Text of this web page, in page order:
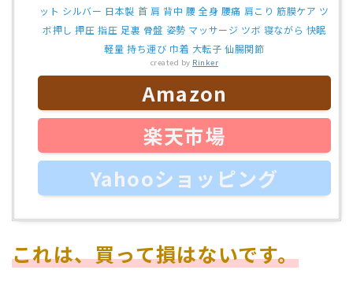
ット シルバー 日本製 首 肩 背中 腰 全身 腰痛 肩こり 筋膜ケア ツ
ボ押し 押圧 指圧 足裏 骨盤 姿勢 マッサージ ツボ 寝ながら 快眠
軽量 持ち運び 巾着 大転子 仙腸関節
created by Rinker
Amazon
楽天市場
Yahooショッピング
これは、買って損はないです。